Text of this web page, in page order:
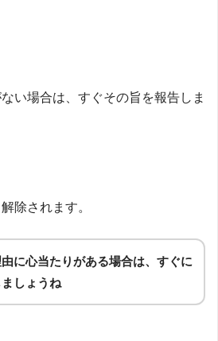
い場合は、すぐその旨を報告しま
除されます。
に心当たりがある場合は、すぐに
しょうね